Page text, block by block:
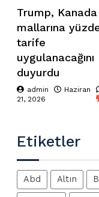
Trump, Kanada
mallarına
tarife
uygulanacağını
duyurdu
admin
Haziran
21, 2026
Etiketler
Abd Altın